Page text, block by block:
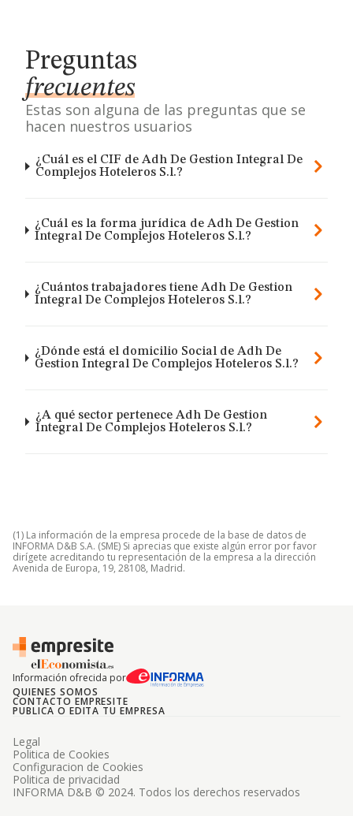
Preguntas
frecuentes
Estas son alguna de las preguntas que se
hacen nuestros usuarios
¿Cuál es el CIF de Adh De Gestion Integral De
Complejos Hoteleros S.l.?
¿Cuál es la forma jurídica de Adh De Gestion
Integral De Complejos Hoteleros S.l.?
¿Cuántos trabajadores tiene Adh De Gestion
Integral De Complejos Hoteleros S.l.?
¿Dónde está el domicilio Social de Adh De
Gestion Integral De Complejos Hoteleros S.l.?
¿A qué sector pertenece Adh De Gestion
Integral De Complejos Hoteleros S.l.?
(1) La información de la empresa procede de la base de datos de
INFORMA D&B S.A. (SME) Si aprecias que existe algún error por favor
dirígete acreditando tu representación de la empresa a la dirección
Avenida de Europa, 19, 28108, Madrid.
Información ofrecida por
QUIENES SOMOS
CONTACTO EMPRESITE
PUBLICA O EDITA TU EMPRESA
INFORMA D&B © 2024. Todos los derechos reservados
Legal
Politica de Cookies
Configuracion de Cookies
Politica de privacidad